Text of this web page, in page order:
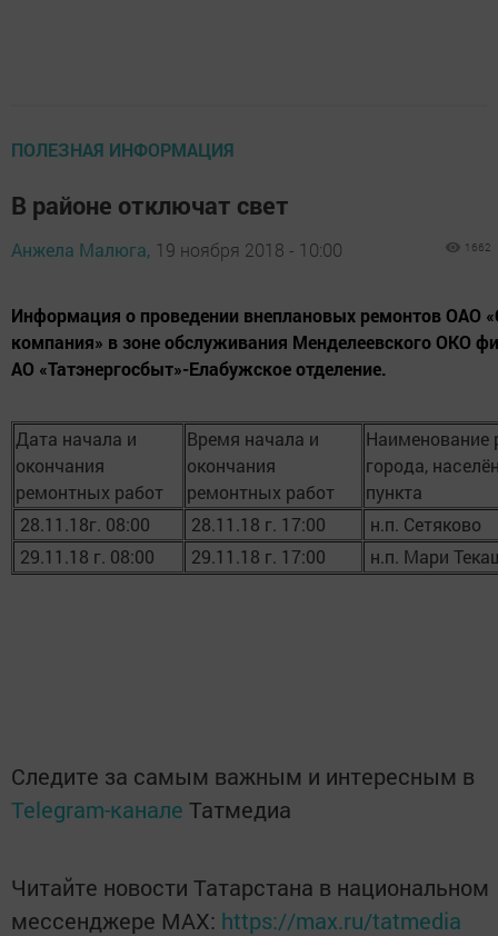
ПОЛЕЗНАЯ ИНФОРМАЦИЯ
В районе отключат свет
Анжела Малюга, 19 ноября 2018 - 10:00 1662
Информация о проведении внеплановых ремонтов ОАО
компания» в зоне обслуживания Менделеевского ОКО
АО «Татэнергосбыт»-Елабужское отделение.
Дата начала и
окончания
ремонтных работ
Время начала и
окончания
ремонтных работ
Наименование
города,
пункта
28.11.18г. 08:00
28.11.18 г. 17:00
н.п. Сетяково
29.11.18 г. 08:00
29.11.18 г. 17:00 н.п. Мари
Следите за самым важным и интересным в
Telegram-канале Татмедиа
Читайте новости Татарстана в национальном
мессенджере MАХ: https://max.ru/tatmedia